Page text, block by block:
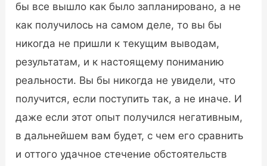
бы все вышло как было запланировано, а не
как получилось на самом деле, то вы бы
никогда не пришли к текущим выводам,
результатам, и к настоящему пониманию
реальности. Вы бы никогда не увидели, что
получится, если поступить так, а не иначе. И
даже если этот опыт получился негативным,
в дальнейшем вам будет, с чем его сравнить
и оттого удачное стечение обстоятельств